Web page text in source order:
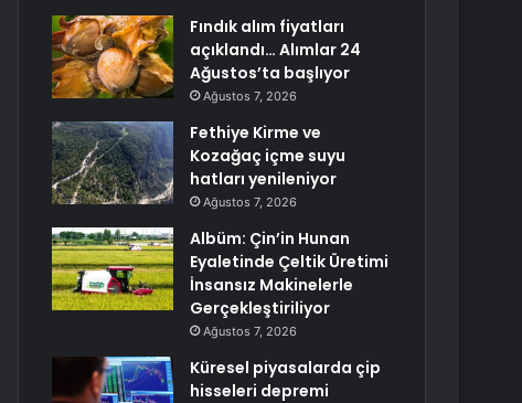
Fındık alım fiyatları
açıklandı… Alımlar 24
Ağustos’ta başlıyor
Ağustos 7, 2026
Fethiye Kirme ve
Kozağaç içme suyu
hatları yenileniyor
Ağustos 7, 2026
Albüm: Çin’in Hunan
Eyaletinde Çeltik Üretimi
İnsansız Makinelerle
Gerçekleştiriliyor
Ağustos 7, 2026
Küresel piyasalarda çip
hisseleri depremi